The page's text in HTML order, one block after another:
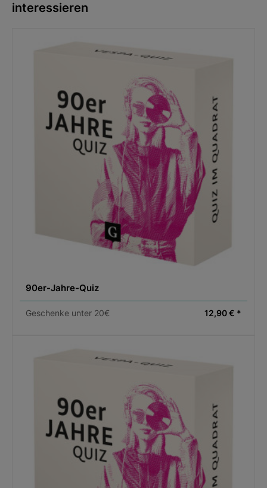
interessieren
90er-Jahre-Quiz
Geschenke unter 20€ 12,90 € *